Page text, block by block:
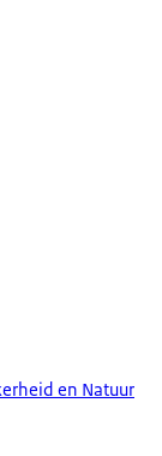
en Natuur